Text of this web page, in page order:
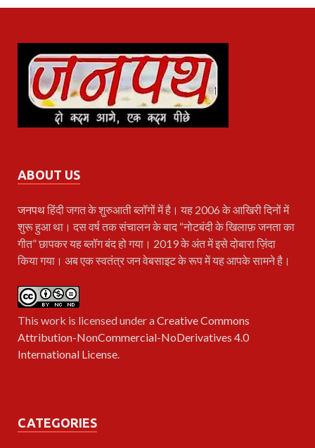
ABOUT US
जनपथहिंदी जगत के शुरुआती ब्लॉगों में है। यह 2006 के आखिरी दिनों में
शुरू हुआ था। दस वर्ष तक संचालन के बाद “नोटबंदी के खिलाफ़ जनता का
गीत” छापकर यह ब्लॉग बंद हो गया। 2019 के अंत में इसे दोबारा ज़िंदा
किया गया। अब एक स्वतंत्र जन वेबसाइट के रूप में यह आपके सामने है।
This work is licensed under aCreative Commons
Attribution-NonCommercial-NoDerivatives 4.0
International License.
CATEGORIES